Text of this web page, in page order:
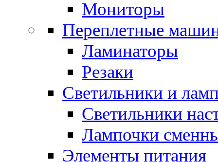
Мониторы
Переплетные
Ламинаторы
Резаки
Светильники и
Светильники
Лампочки
Элементы питания